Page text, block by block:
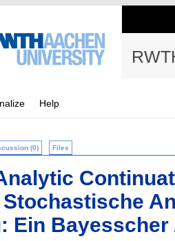
Help
(0) Files
Ein Bayesscher